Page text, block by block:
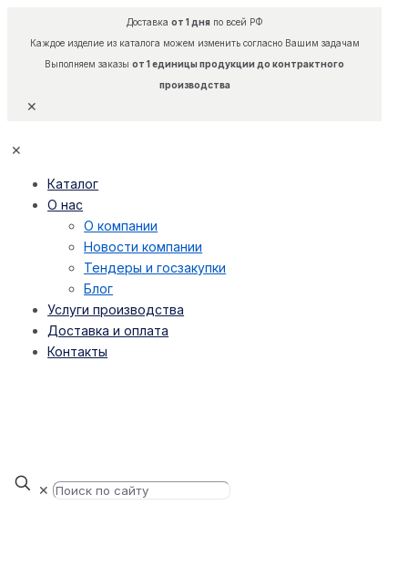
Доставка от 1 дняпо всей РФ
Каждое изделие из каталога можем изменить согласно Вашим задачам
Выполняем заказы от 1 единицы продукции до контрактного
производства
✕
✕
Каталог
О нас
О компании
Новости компании
Тендеры и госзакупки
Блог
Услуги производства
Доставка и оплата
Контакты
✕